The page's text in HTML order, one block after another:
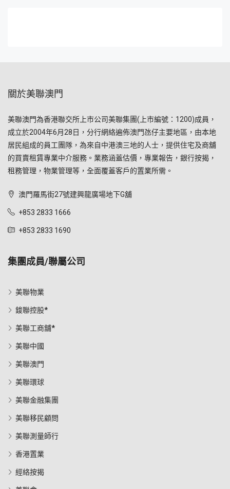
關於美聯澳門
美聯澳門為香港聯交所上市公司美聯集團(上市編號：1200)成員，
成立於2004年6月28日，分行網絡遍佈澳門氹仔主要地區，由本地
居民組成的員工團隊，為來自中港澳三地的人士，提供住宅及商舖
的買賣租賃專業中介服務。業務涵蓋估價，專業報告，銀行按揭，
租務管理，物業管理等，全面覆蓋客戶的置業所需。
澳門羅馬街27號建興龍廣場地下G舖
+853 2833 1666
+853 2833 1690
集團成員/聯屬公司
美聯物業
鋑聯控股*
美聯工商舖*
美聯中國
美聯澳門
美聯環球
美聯金融集團
美聯移民顧問
美聯測量師行
香港置業
經絡按揭